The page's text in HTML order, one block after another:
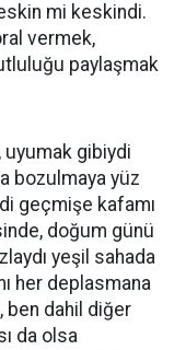
mi keskindi.
vermek,
paylaşmak
gibiydi
bozulmaya yüz
geçmişe kafamı
doğum günü
yeşil sahada
her deplasmana
ben dahil diğer
da olsa